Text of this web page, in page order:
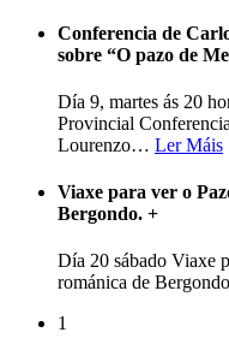
Conferencia de
sobre “O pazo de
Día 9, martes ás 20
Provincial
Lourenzo… Ler Máis
Viaxe para ver o
Bergondo. +
Día 20 sábado Viaxe
románica de
1